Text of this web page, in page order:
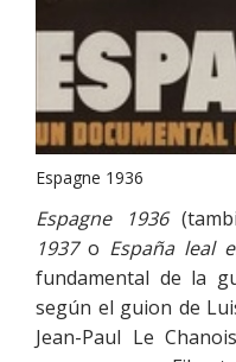
Espagne 1936
Espagne 1936
1937o España leal
fundamental de la
según el guion de
Jean-Paul Le